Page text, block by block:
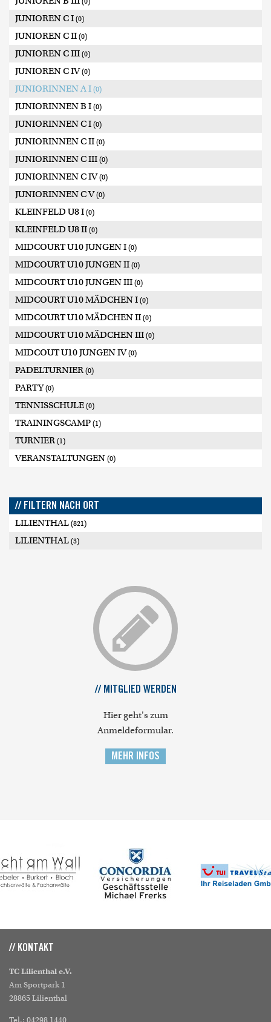
JUNIOREN C I (0)
JUNIOREN C II (0)
JUNIOREN C III (0)
JUNIOREN C IV(0)
JUNIORINNEN A I (0)
JUNIORINNEN B I (0)
JUNIORINNEN C I (0)
JUNIORINNEN C II (0)
JUNIORINNEN C III (0)
JUNIORINNEN C IV(0)
JUNIORINNEN C V(0)
KLEINFELD U8 I (0)
KLEINFELD U8 II (0)
MIDCOURT U10 JUNGEN I (0)
MIDCOURT U10 JUNGEN II (0)
MIDCOURT U10 JUNGEN III (0)
MIDCOURT U10 MÄDCHEN I (0)
MIDCOURT U10 MÄDCHEN II (0)
MIDCOURT U10 MÄDCHEN III (0)
MIDCOUT U10 JUNGEN IV(0)
PADELTURNIER (0)
PARTY(0)
TENNISSCHULE (0)
TRAININGSCAMP (1)
TURNIER (1)
VERANSTALTUNGEN (0)
// FILTERN NACH ORT
LILIENTHAL (821)
LILIENTHAL (3)
// MITGLIED WERDEN
Hier geht's zum
Anmeldeformular.
MEHR INFOS
// KONTAKT
TC Lilienthal e.V.
Am Sportpark 1
28865 Lilienthal